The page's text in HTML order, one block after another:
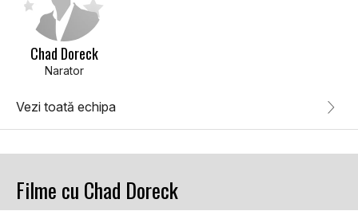
Chad Doreck
Narator
Vezi toată echipa
Filme cu Chad Doreck